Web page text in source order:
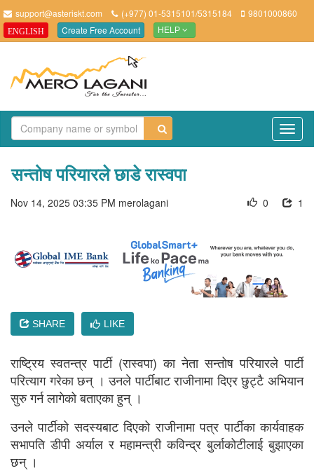
support@asteriskt.com (+977) 01-5315101/5315184 9801000860
ENGLISH Create Free Account HELP
सन्तोष परियारले छाडे रास्वपा
Nov 14, 2025 03:35 PM merolagani 1
0
SHARE LIKE
राष्ट्रिय स्वतन्त्र पार्टी (रास्वपा) का नेता सन्तोष परियारले पार्टी
परित्याग गरेका छन् । उनले पार्टीबाट राजीनामा दिएर छुट्टै अभियान
सुरु गर्न लागेको बताएका हुन् ।
उनले पार्टीको सदस्यबाट दिएको राजीनामा पत्र पार्टीका कार्यवाहक
सभापति डीपी अर्याल र महामन्त्री कविन्द्र बुर्लाकोटीलाई बुझाएका
छन् ।